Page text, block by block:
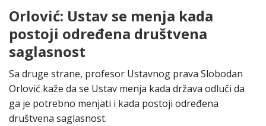
Orlović: Ustav se menja kada
postoji određena društvena
saglasnost
Sa druge strane, profesor Ustavnog prava Slobodan
Orlović kaže da se Ustav menja kada država odluči da
ga je potrebno menjati i kada postoji određena
društvena saglasnost.